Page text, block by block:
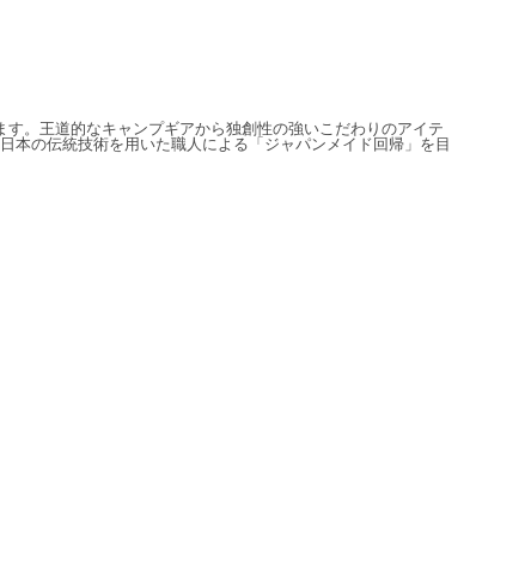
。王道的なキャンプギアから独創性の強いこだわりのアイテ
本の伝統技術を用いた職人による「ジャパンメイド回帰」を目